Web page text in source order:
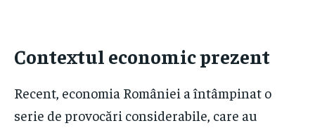
Contextul economic prezent
Recent, economia României a întâmpinat o
serie de provocări considerabile, care au